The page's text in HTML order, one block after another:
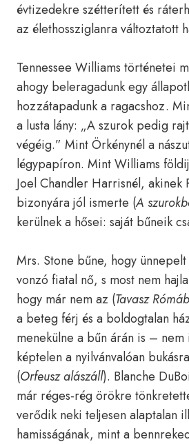
évtizedekre szétterített és
az élethossziglanra változtatott
Tennessee Williams történetei
ahogy beleragadunk egy
hozzátapadunk a ragacshoz.
a lusta lány: „A szurok pedig
végéig.” Mint Örkénynél a
légypapíron. Mint Williams
Joel Chandler Harrisnél, akinek
bizonyára jól ismerte (A
kerülnek a hősei: saját bűneik
Mrs. Stone bűne, hogy
vonzó fiatal nő, s most nem
hogy már nem az (Tavasz
a beteg férj és a boldogtalan
menekülne a bűn árán is –
képtelen a nyilvánvalóan
(Orfeusz alászáll). Blanche
már réges-rég örökre
verődik neki teljesen alaptalan
hamisságának, mint a